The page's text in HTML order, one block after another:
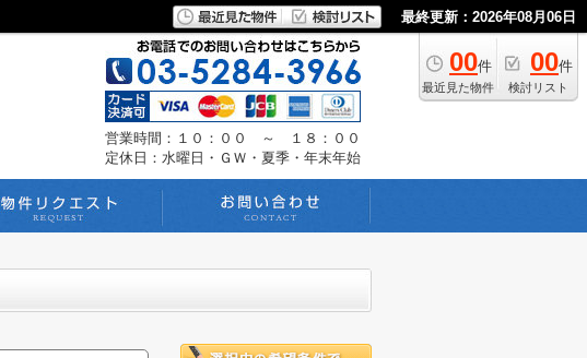
最終更新：2026年08月06日
00件
最近見た物件
00件
検討リスト
営業時間：１０：００ ～ １８：００
定休日：水曜日・ＧＷ・夏季・年末年始